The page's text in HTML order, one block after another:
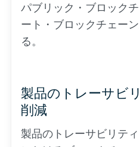
パブリック・ブロック
ート・ブロックチェー
る。
製品のトレーサビ
削減
製品のトレーサビリテ